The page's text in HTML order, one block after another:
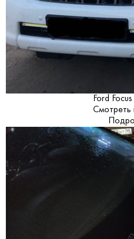
Ford
Смотреть